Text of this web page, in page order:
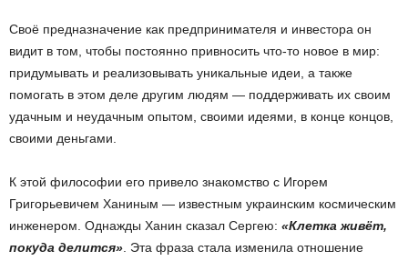
Своё предназначение как предпринимателя и инвестора он
видит в том, чтобы постоянно привносить что-то новое в мир:
придумывать и реализовывать уникальные идеи, а также
помогать в этом деле другим людям — поддерживать их своим
удачным и неудачным опытом, своими идеями, в конце концов,
своими деньгами.
К этой философии его привело знакомство с Игорем
Григорьевичем Ханиным — известным украинским космическим
инженером. Однажды Ханин сказал Сергею: «Клетка живёт,
покуда делится» . Эта фраза стала изменила отношение